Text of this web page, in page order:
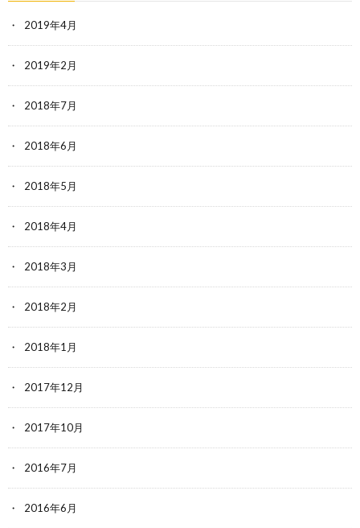
2019年4月
2019年2月
2018年7月
2018年6月
2018年5月
2018年4月
2018年3月
2018年2月
2018年1月
2017年12月
2017年10月
2016年7月
2016年6月